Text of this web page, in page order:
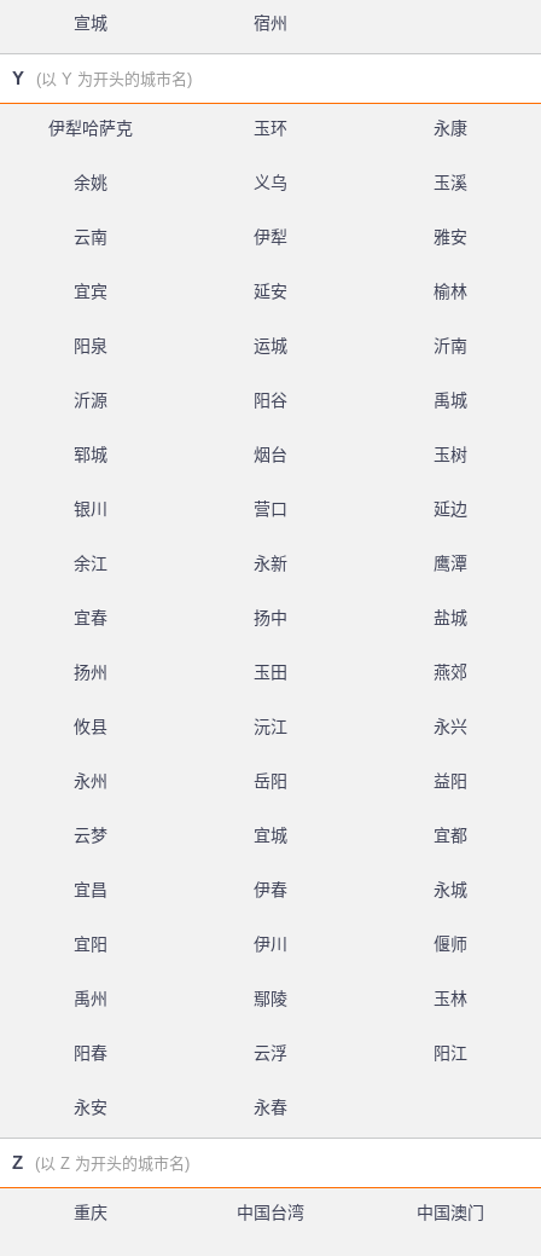
宣城 宿州
Y (以 Y 为开头的城市名)
伊犁哈萨克 玉环 永康
余姚 义乌 玉溪
云南 伊犁 雅安
宜宾 延安 榆林
阳泉 运城 沂南
沂源 阳谷 禹城
郓城 烟台 玉树
银川 营口 延边
余江 永新 鹰潭
宜春 扬中 盐城
扬州 玉田 燕郊
攸县 沅江 永兴
永州 岳阳 益阳
云梦 宜城 宜都
宜昌 伊春 永城
宜阳 伊川 偃师
禹州 鄢陵 玉林
阳春 云浮 阳江
永安 永春
Z (以 Z 为开头的城市名)
重庆 中国台湾 中国澳门